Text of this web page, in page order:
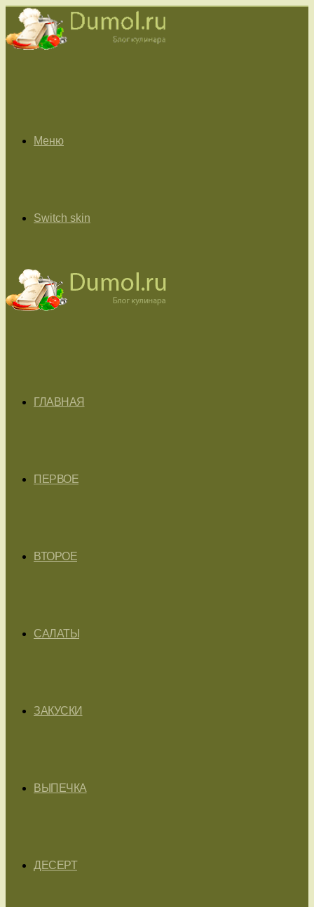
Меню
Switch skin
ГЛАВНАЯ
ПЕРВОЕ
ВТОРОЕ
САЛАТЫ
ЗАКУСКИ
ВЫПЕЧКА
ДЕСЕРТ